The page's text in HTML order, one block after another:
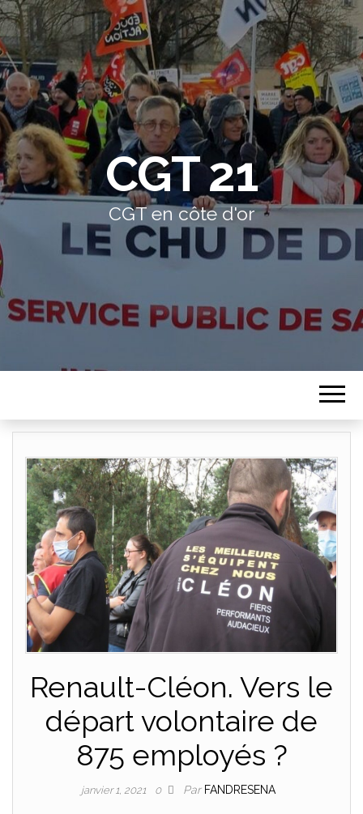
CGT 21
CGT en côte d'or
Renault-Cléon. Vers le
départ volontaire de
875 employés ?
janvier 1, 2021 0 Par FANDRESENA